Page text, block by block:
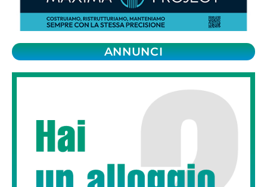
ANNUNCI